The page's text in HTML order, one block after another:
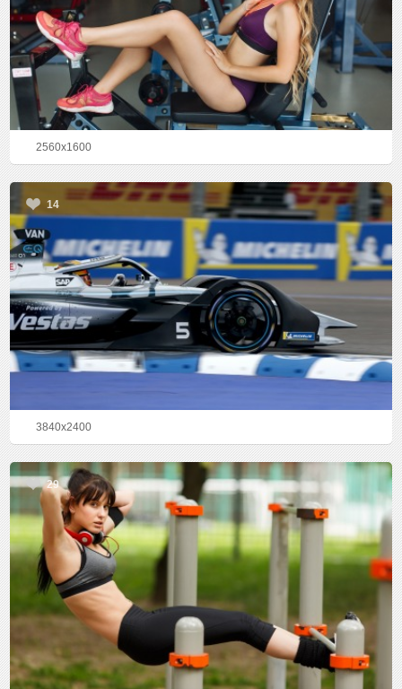
2560x1600
14
3840x2400
29